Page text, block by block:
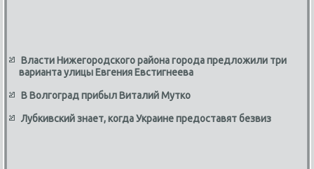
Власти Нижегородского района города предложили три
варианта улицы Евгения Евстигнеева
В Волгоград прибыл Виталий Мутко
Лубкивский знает, когда Украине предоставят безвиз